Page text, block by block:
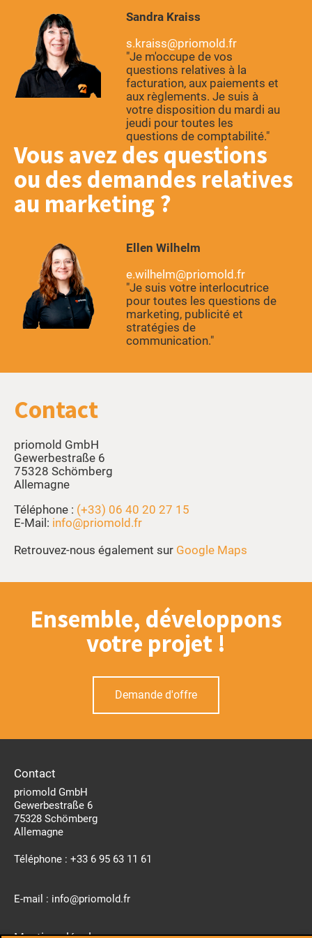
Sandra Kraiss
s.kraiss@priomold.fr
"Je m'occupe de vos
questions relatives à la
facturation, aux paiements et
aux règlements. Je suis à
votre disposition du mardi au
jeudi pour toutes les
questions de comptabilité."
Vous avez des questions
ou des demandes relatives
au marketing
Ellen Wilhelm
e.wilhelm@priomold.fr
"Je suis votre interlocutrice
pour toutes les questions de
marketing, publicité et
stratégies de
communication."
Contact
priomold GmbH
Gewerbestraße 6
75328 Schömberg
Allemagne
Téléphone : (+33) 06 40 20 27 15
E-Mail: info@priomold.fr
Retrouvez-nous également sur Google Maps
Ensemble, développons
votre projet !
Demande d'offre
Contact
priomold GmbH
Gewerbestraße 6
75328 Schömberg
Allemagne
Téléphone : +33 6 95 63 11 61
E-mail : info@priomold.fr